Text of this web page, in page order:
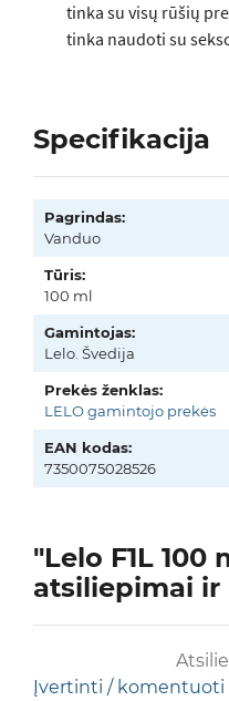
tinka su visų rūšių
tinka naudoti su
Specifikacija
Pagrindas:
Vanduo
Tūris:
100 ml
Gamintojas:
Lelo. Švedija
Prekės ženklas:
LELO gamintojo prekės
EAN kodas:
7350075028526
"Lelo F1L
atsiliepimai
Įvertinti / komentuoti